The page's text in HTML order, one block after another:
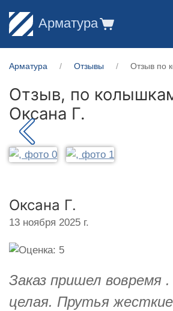
Арматура
Арматура Отзывы Отзыв по
Отзыв, по
Оксана Г.
Оксана Г.
13 ноября 2025 г.
Заказ пришел вовремя .
целая. Прутья